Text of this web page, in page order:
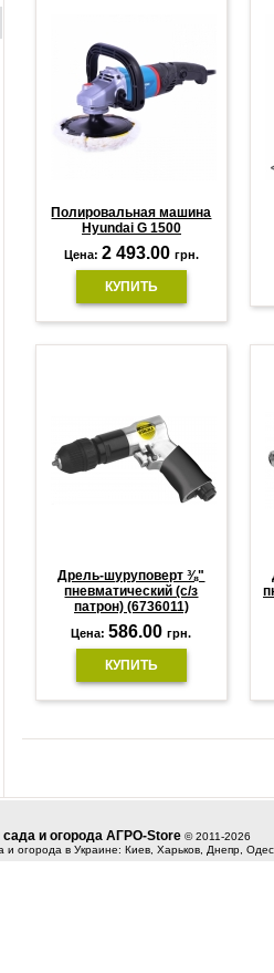
Полировальная машина
Hyundai G 1500
Цена: 2 493.00 грн.
КУПИТЬ
Дрель-шуруповерт ⅜"
пневматический (с/з
патрон) (6736011)
Цена:586.00грн.
КУПИТЬ
сада и огорода АГРО-Store © 2011-2026
и огорода в Украине: Киев, Харьков, Днепр,